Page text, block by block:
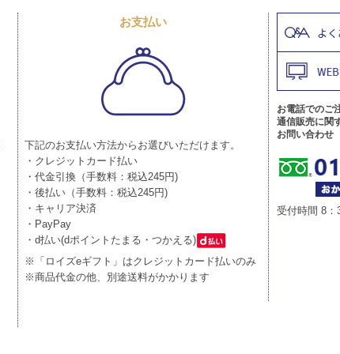
お支払い
下記のお支払い方法からお選びいただけます。
・クレジットカード払い
・代金引換（手数料：税込245円)
・後払い（手数料：税込245円)
・キャリア決済
・PayPay
・d払い(dポイントたまる・つかえる)
※「ロイズeギフト」はクレジットカード払いのみ
※商品代金の他、別途送料がかかります
お電話でのご
通信販売に関
お問い合わせ
受付時間 8：